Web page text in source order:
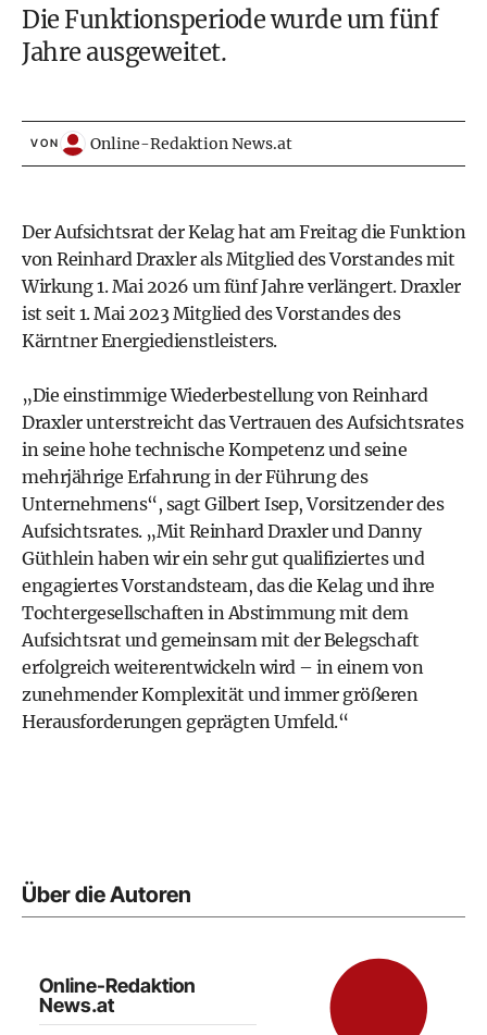
Die Funktionsperiode wurde um fünf
Jahre ausgeweitet.
VON Online-Redaktion News.at
Der Aufsichtsrat der Kelag hat am Freitag die Funktion
von Reinhard Draxler als Mitglied des Vorstandes mit
Wirkung 1. Mai 2026 um fünf Jahre verlängert. Draxler
ist seit 1. Mai 2023 Mitglied des Vorstandes des
Kärntner Energiedienstleisters.
„Die einstimmige Wiederbestellung von Reinhard
Draxler unterstreicht das Vertrauen des Aufsichtsrates
in seine hohe technische Kompetenz und seine
mehrjährige Erfahrung in der Führung des
Unternehmens“, sagt Gilbert Isep, Vorsitzender des
Aufsichtsrates. „Mit Reinhard Draxler und Danny
Güthlein haben wir ein sehr gut qualifiziertes und
engagiertes Vorstandsteam, das die Kelag und ihre
Tochtergesellschaften in Abstimmung mit dem
Aufsichtsrat und gemeinsam mit der Belegschaft
erfolgreich weiterentwickeln wird – in einem von
zunehmender Komplexität und immer größeren
Herausforderungen geprägten Umfeld.“
Über die Autoren
Online-Redaktion
News.at